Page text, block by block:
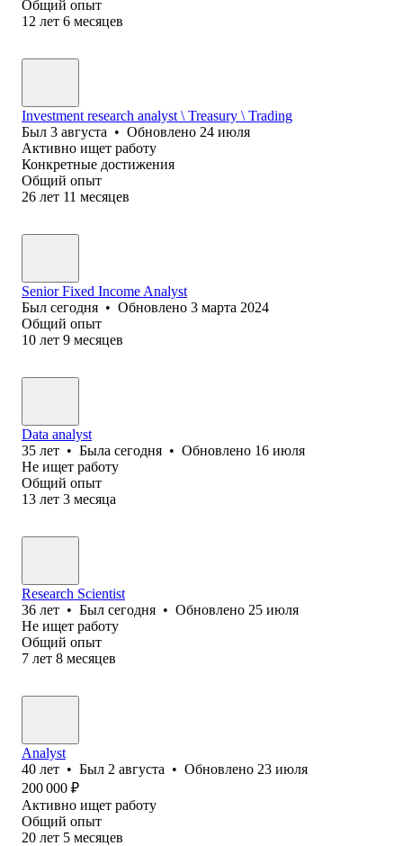
Общий опыт
12 лет 6 месяцев
Investment research analyst \ Treasury \ Trading
Был 3 августа • Обновлено 24 июля
Активно ищет работу
Конкретные достижения
Общий опыт
26 лет 11 месяцев
Senior Fixed Income Analyst
Был сегодня • Обновлено 3 марта 2024
Общий опыт
10 лет 9 месяцев
Data analyst
35 лет • Была сегодня • Обновлено 16 июля
Не ищет работу
Общий опыт
13 лет 3 месяца
Research Scientist
36 лет • Был сегодня • Обновлено 25 июля
Не ищет работу
Общий опыт
7 лет 8 месяцев
Analyst
40 лет • Был 2 августа • Обновлено 23 июля
200 000 ₽
Активно ищет работу
Общий опыт
20 лет 5 месяцев